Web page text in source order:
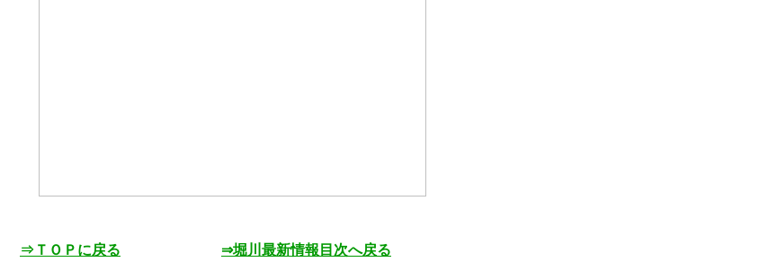
⇒ＴＯＰに戻る ⇒堀川最新情報目次へ戻る